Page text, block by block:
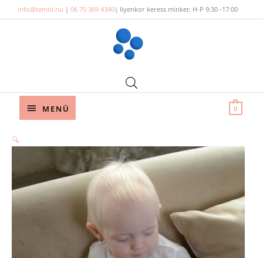
to
info@temiti.hu | 06 70 369 4340| Ilyenkor keress minket: H-P 9:30 -17:00
Below
MENÜ 0
🔍